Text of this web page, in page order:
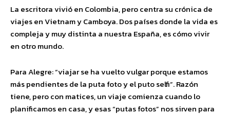
La escritora vivió en Colombia, pero centra su crónica de
viajes en Vietnam y Camboya. Dos países donde la vida es
compleja y muy distinta a nuestra España, es cómo vivir
en otro mundo.
Para Alegre: “viajar se ha vuelto vulgar porque estamos
más pendientes de la puta foto y el puto selfi”. Razón
tiene, pero con matices, un viaje comienza cuando lo
planificamos en casa, y esas “putas fotos” nos sirven para